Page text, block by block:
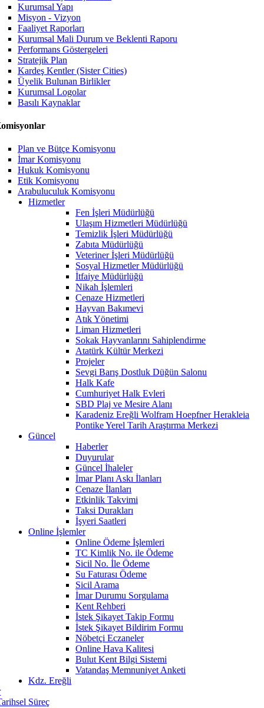
Kurumsal Yapı
Misyon - Vizyon
Faaliyet Raporları
Kurumsal Mali Durum ve Beklenti Raporu
Performans Göstergeleri
Stratejik Plan
Kardeş Kentler (Sister Cities)
Üyelik Bulunan Birlikler
Kurumsal Logolar
Basılı Kaynaklar
Plan ve Bütçe Komisyonu
İmar Komisyonu
Hukuk Komisyonu
Etik Komisyonu
Arabuluculuk Komisyonu
Hizmetler
Fen İşleri Müdürlüğü
Ulaşım Hizmetleri Müdürlüğü
Temizlik İşleri Müdürlüğü
Zabıta Müdürlüğü
Veteriner İşleri Müdürlüğü
Sosyal Hizmetler Müdürlüğü
İtfaiye Müdürlüğü
Nikah İşlemleri
Cenaze Hizmetleri
Hayvan Bakımevi
Atık Yönetimi
Liman Hizmetleri
Sokak Hayvanlarını Sahiplendirme
Atatürk Kültür Merkezi
Projeler
Sevgi Barış Dostluk Düğün Salonu
Halk Kafe
Cumhuriyet Halk Evleri
SBD Plaj ve Mesire Alanı
Karadeniz Ereğli Wolfram Hoepfner Herakleia
Pontike Yerel Tarih Araştırma Merkezi
Güncel
Haberler
Duyurular
Güncel İhaleler
İmar Planı Askı İlanları
Cenaze İlanları
Etkinlik Takvimi
Taksi Durakları
İşyeri Saatleri
Online İşlemler
Online Ödeme İşlemleri
TC Kimlik No. ile Ödeme
Sicil No. İle Ödeme
Su Faturası Ödeme
Sicil Arama
İmar Durumu Sorgulama
Kent Rehberi
İstek Şikayet Takip Formu
İstek Şikayet Bildirim Formu
Nöbetçi Eczaneler
Online Hava Kalitesi
Bulut Kent Bilgi Sistemi
Vatandaş Memnuniyet Anketi
Kdz. Ereğli
Süreç